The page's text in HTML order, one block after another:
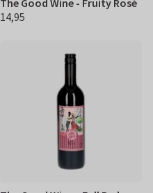
The Good Wine - Fruity Rosé
€ 14,95
14,95